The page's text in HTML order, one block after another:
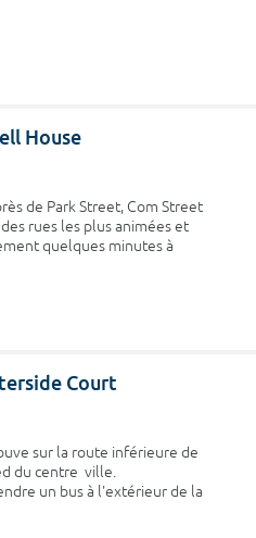
House
de Park Street, Com Street
rues les plus animées et
quelques minutes à
Court
sur la route inférieure de
du centre ville.
un bus à l'extérieur de la